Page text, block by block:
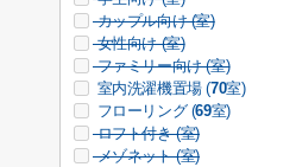
カップル向け (室)
女性向け (室)
ファミリー向け (室)
室内洗濯機置場 (70室)
フローリング (69室)
ロフト付き (室)
メゾネット (室)